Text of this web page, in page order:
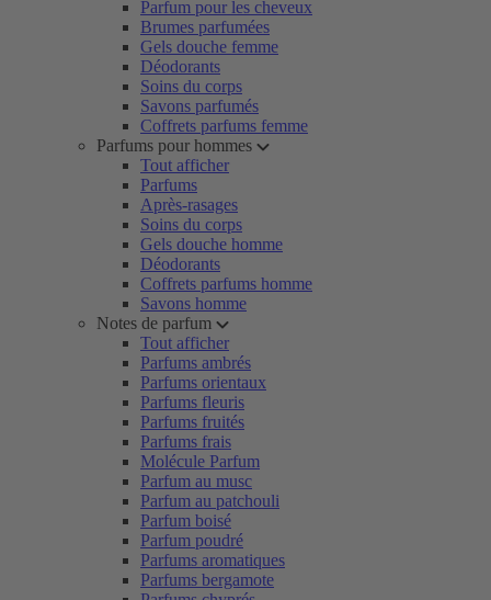
Parfum pour les cheveux
Brumes parfumées
Gels douche femme
Déodorants
Soins du corps
Savons parfumés
Coffrets parfums femme
Parfums pour hommes
Tout afficher
Parfums
Après-rasages
Soins du corps
Gels douche homme
Déodorants
Coffrets parfums homme
Savons homme
Notes de parfum
Tout afficher
Parfums ambrés
Parfums orientaux
Parfums fleuris
Parfums fruités
Parfums frais
Molécule Parfum
Parfum au musc
Parfum au patchouli
Parfum boisé
Parfum poudré
Parfums aromatiques
Parfums bergamote